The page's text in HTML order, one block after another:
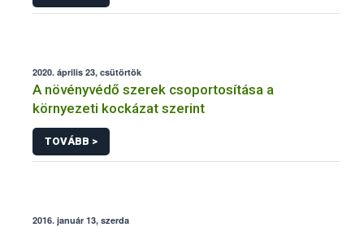
2020. április 23, csütörtök
A növényvédő szerek csoportosítása a
környezeti kockázat szerint
TOVÁBB >
2016. január 13, szerda